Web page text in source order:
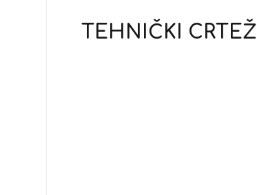
TEHNIČKI CRTEŽ